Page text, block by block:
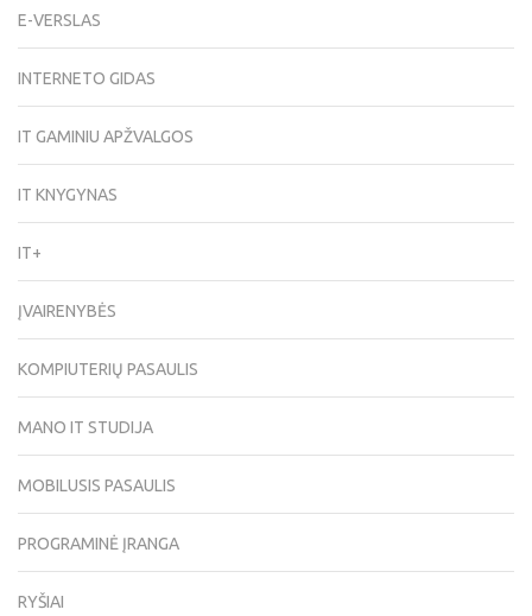
E-VERSLAS
INTERNETO GIDAS
IT GAMINIU APŽVALGOS
IT KNYGYNAS
IT+
ĮVAIRENYBĖS
KOMPIUTERIŲ PASAULIS
MANO IT STUDIJA
MOBILUSIS PASAULIS
PROGRAMINĖ ĮRANGA
RYŠIAI